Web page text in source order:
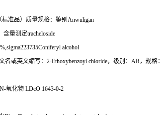
准品）质量规格：鉴别 Anwuligan
含量测定tracheloside
alcohol
名或英文缩写： 2-Ethoxybenzoyl chloride，级别： AR ，规格：
氧化物 LDcO 1643-0-2